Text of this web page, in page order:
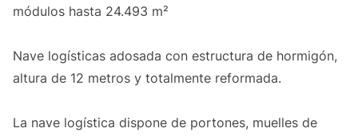
módulos hasta 24.493 m²
Nave logísticas adosada con estructura de hormigón,
altura de 12 metros y totalmente reformada.
La nave logística dispone de portones, muelles de